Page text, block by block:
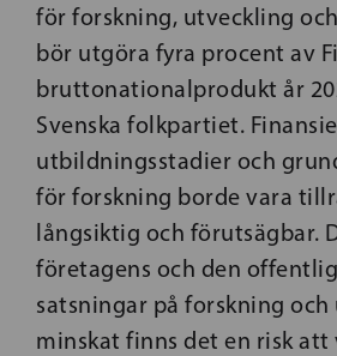
för forskning, utveckling
bör utgöra fyra procent av
bruttonationalprodukt år
Svenska folkpartiet.
utbildningsstadier och
för forskning borde vara
långsiktig och förutsägbar.
företagens och den
satsningar på forskning
minskat finns det en risk